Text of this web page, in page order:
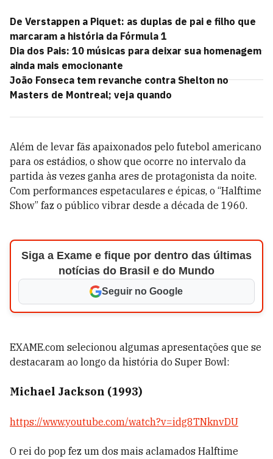
De Verstappen a Piquet: as duplas de pai e filho que
marcaram a história da Fórmula 1
Dia dos Pais: 10 músicas para deixar sua homenagem
ainda mais emocionante
João Fonseca tem revanche contra Shelton no
Masters de Montreal; veja quando
Além de levar fãs apaixonados pelo futebol americano
para os estádios, o show que ocorre no intervalo da
partida às vezes ganha ares de protagonista da noite.
Com performances espetaculares e épicas, o “Halftime
Show” faz o público vibrar desde a década de 1960.
Siga a Exame e fique por dentro das últimas
notícias do Brasil e do Mundo
Seguir no Google
EXAME.com selecionou algumas apresentações que se
destacaram ao longo da história do Super Bowl:
Michael Jackson (1993)
https://www.youtube.com/watch?v=idg8TNknvDU
O rei do pop fez um dos mais aclamados Halftime